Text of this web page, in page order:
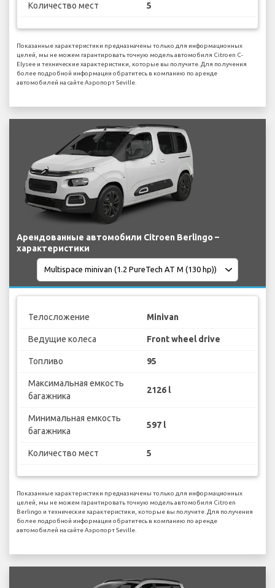
Количество мест 5
Показанные характеристики предназначены только для информационных
целей, мы не можем гарантировать точную модель автомобиля Citroen C-
Elysee и технические характеристики, которые вы получите. Для получения
более подробной информации обратитесь в компанию по аренде
автомобилей на сайте Аэропорт Seville.
Арендованные автомобили Citroen Berlingo –
характеристики
Телосложение Minivan
Ведущие колеса Front wheel drive
Топливо 95
Максимальная емкость
багажника
2126 l
Минимальная емкость
багажника
597 l
Количество мест 5
Показанные характеристики предназначены только для информационных
целей, мы не можем гарантировать точную модель автомобиля Citroen
Berlingo и технические характеристики, которые вы получите. Для получения
более подробной информации обратитесь в компанию по аренде
автомобилей на сайте Аэропорт Seville.